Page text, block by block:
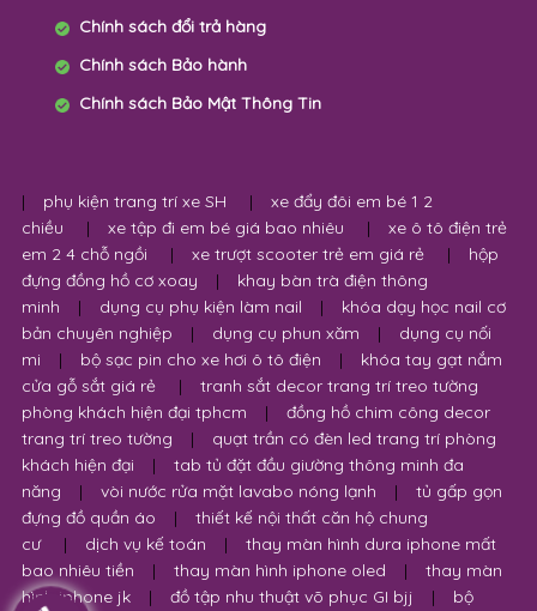
Chính sách đổi trả hàng
Chính sách Bảo hành
Chính sách Bảo Mật Thông Tin
| phụ kiện trang trí xe SH |
xe đẩy đôi em bé 1 2
chiều
| xe tập đi em bé giá bao nhiêu |
xe ô tô điện trẻ
em 2 4 chỗ ngồi
| xe trượt scooter trẻ em giá rẻ |
hộp
đựng đồng hồ cơ xoay
|
khay bàn trà điện thông
minh
| dụng cụ phụ kiện làm nail |
khóa dạy học nail cơ
bản chuyên nghiệp
| dụng cụ phun xăm |
dụng cụ nối
mi
| bộ sạc pin cho xe hơi ô tô điện |
khóa tay gạt nắm
cửa gỗ sắt giá rẻ
|
tranh sắt decor trang trí treo tường
phòng khách hiện đại tphcm
|
đồng hồ chim công decor
trang trí treo tường
|
quạt trần có đèn led trang trí phòng
khách hiện đại
|
tab tủ đặt đầu giường thông minh đa
năng
| vòi nước rửa mặt lavabo nóng lạnh |
tủ gấp gọn
đựng đồ quần áo
|
thiết kế nội thất căn hộ chung
cư
| dịch vụ kế toán |
thay màn hình dura iphone mất
bao nhiêu tiền
| thay màn hình iphone oled |
thay màn
hình iphone jk
| đồ tập nhu thuật võ phục GI bjj | bộ